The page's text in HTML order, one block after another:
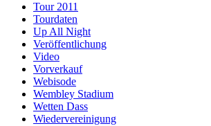
Tour 2011
Tourdaten
Up All Night
Veröffentlichung
Video
Vorverkauf
Webisode
Wembley Stadium
Wetten Dass
Wiedervereinigung